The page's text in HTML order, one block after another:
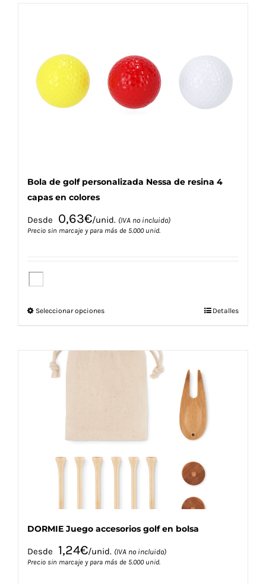
pueden
elegir
en
Bola de golf personalizada Nessa de resina 4
capas en colores
Desde 0,63€/unid. (IVA no incluido)
Precio sin marcaje y para más de 5.000 unid.
Seleccionar opcionesEste
múltiples
en
página
Detalles
DORMIE Juego accesorios golf en bolsa
Desde 1,24€/unid. (IVA no incluido)
Precio sin marcaje y para más de 5.000 unid.